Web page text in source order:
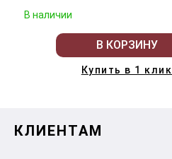
В наличии
В КОРЗИНУ
Купить в 1 клик
КЛИЕНТАМ